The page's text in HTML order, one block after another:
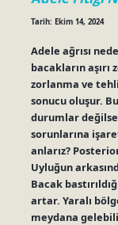
Tarih: Ekim 14, 2024
Adele ağrısı
bacakların aşırı
zorlanma ve
sonucu oluşur.
durumlar değilse,
sorunlarına
anlarız?
Uyluğun
Bacak
artar. Yaralı
meydana